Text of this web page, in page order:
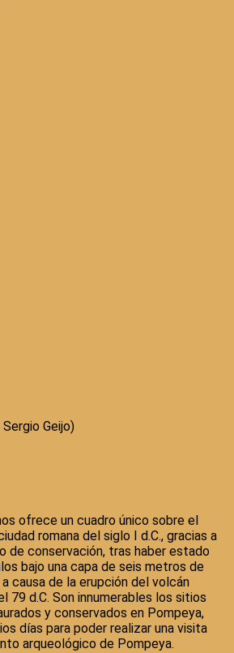
Geijo)
ofrece un cuadro único sobre el
romana del siglo I d.C., gracias a
de conservación, tras haber estado
bajo una capa de seis metros de
causa de la erupción del volcán
79 d.C. Son innumerables los sitios
y conservados en Pompeya,
días para poder realizar una visita
arqueológico de Pompeya.